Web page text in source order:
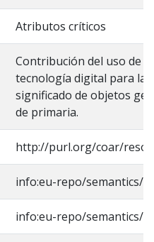
Atributos críticos
Contribución del uso de
tecnología digital para la
significado de objetos
de primaria.
http://purl.org/coar/
info:eu-repo/semantics/
info:eu-repo/semantics/